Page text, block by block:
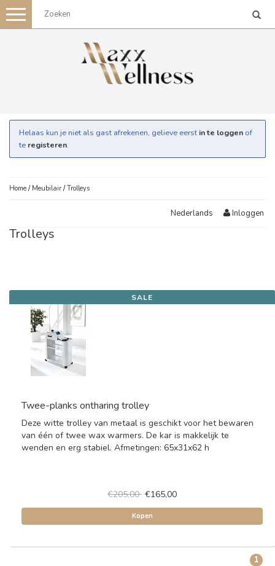
Toggle
navigation
Helaas kun je niet als gast afrekenen, gelieve eerst in te loggen of
te registeren.
Home / Meubilair /Trolleys
Nederlands Inloggen
Trolleys
SALE
Twee-planks ontharing trolley
Deze witte trolley van metaal is geschikt voor het bewaren
van één of twee wax warmers. De kar is makkelijk te
wenden en erg stabiel. Afmetingen: 65x31x62 h
€205,00 €165,00
Kopen
1